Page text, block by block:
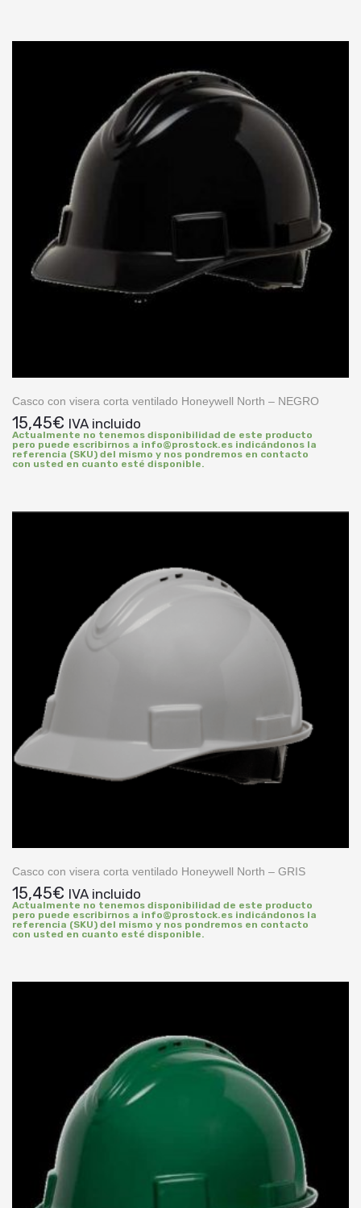
Casco con visera corta ventilado Honeywell North – NEGRO
15,45€ IVA incluido
Actualmente no tenemos disponibilidad de este producto
pero puede escribirnos a info@prostock.es indicándonos la
referencia (SKU) del mismo y nos pondremos en contacto
con usted en cuanto esté disponible.
Casco con visera corta ventilado Honeywell North – GRIS
15,45€ IVA incluido
Actualmente no tenemos disponibilidad de este producto
pero puede escribirnos a info@prostock.es indicándonos la
referencia (SKU) del mismo y nos pondremos en contacto
con usted en cuanto esté disponible.